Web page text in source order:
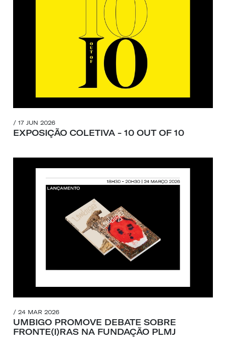
/ 17 JUN 2026
EXPOSIÇÃO COLETIVA - 10 OUT OF 10
/ 24 MAR 2026
UMBIGO PROMOVE DEBATE SOBRE
FRONTE(I)RAS NA FUNDAÇÃO PLMJ